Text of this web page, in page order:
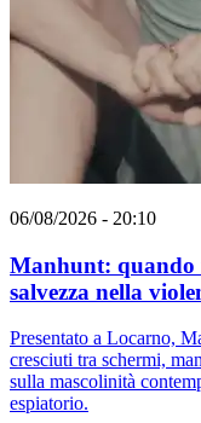
06/08/2026 - 20:10
Manhunt: quando
salvezza nella
Presentato a Locarno,
cresciuti tra schermi,
sulla mascolinità
espiatorio.